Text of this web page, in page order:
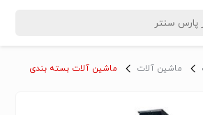
ماشین آلات ماشین آلات بسته بندی